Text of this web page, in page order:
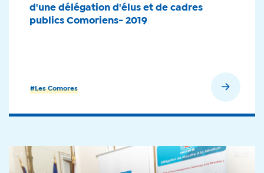
#Les Comores
d'une délégation d'élus et de cadres
publics Comoriens- 2019